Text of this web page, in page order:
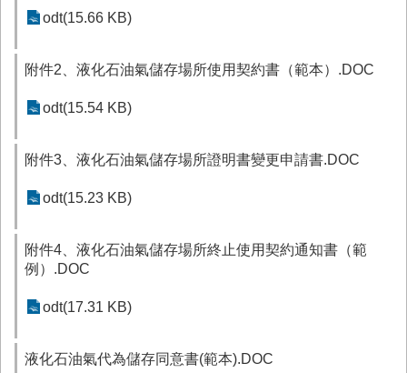
業
務/
資
服
消
宣
民
力
地
接
受
odt(15.66 KB)
附件2、液化石油氣儲存場所使用契約書（範本）.DOC
odt(15.54 KB)
附件3、液化石油氣儲存場所證明書變更申請書.DOC
odt(15.23 KB)
附件4、液化石油氣儲存場所終止使用契約通知書（範
例）.DOC
odt(17.31 KB)
液化石油氣代為儲存同意書(範本).DOC